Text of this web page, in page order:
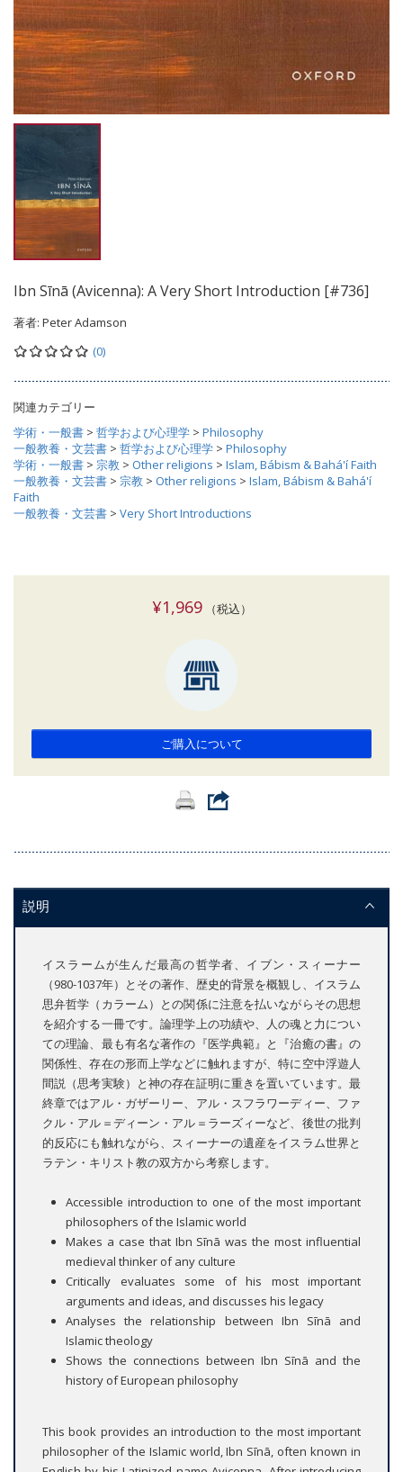
Ibn Sīnā (Avicenna): A Very Short Introduction [#736]
著者: Peter Adamson
(0)
関連カテゴリー
学術・一般書 > 哲学および心理学 > Philosophy
一般教養・文芸書 > 哲学および心理学 > Philosophy
学術・一般書 > 宗教 > Other religions > Islam, Bábism & Bahá'í Faith
一般教養・文芸書 > 宗教 > Other religions > Islam, Bábism & Bahá'í
Faith
一般教養・文芸書 > Very Short Introductions
¥1,969（税込）
ご購入について
説明
イスラームが生んだ最高の哲学者、イブン・スィーナー
（980-1037年）とその著作、歴史的背景を概観し、イスラム
思弁哲学（カラーム）との関係に注意を払いながらその思想
を紹介する一冊です。論理学上の功績や、人の魂と力につい
ての理論、最も有名な著作の『医学典範』と『治癒の書』の
関係性、存在の形而上学などに触れますが、特に空中浮遊人
間説（思考実験）と神の存在証明に重きを置いています。最
終章ではアル・ガザーリー、アル・スフラワーディー、ファ
クル・アル＝ディーン・アル＝ラーズィーなど、後世の批判
的反応にも触れながら、スィーナーの遺産をイスラム世界と
ラテン・キリスト教の双方から考察します。
Accessible introduction to one of the most important
philosophers of the Islamic world
Makes a case that Ibn Sīnā was the most influential
medieval thinker of any culture
Critically evaluates some of his most important
arguments and ideas, and discusses his legacy
Analyses the relationship between Ibn Sīnā and
Islamic theology
Shows the connections between Ibn Sīnā and the
history of European philosophy
This book provides an introduction to the most important
philosopher of the Islamic world, Ibn Sīnā, often known in